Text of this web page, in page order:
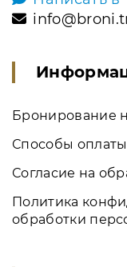
Бронирование
Способы
Согласие на
Политика
обработки